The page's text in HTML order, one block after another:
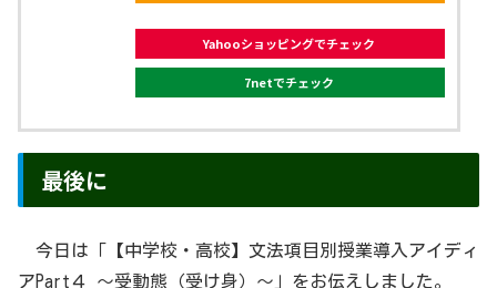
Yahooショッピングでチェック
7netでチェック
最後に
今日は「【中学校・高校】文法項目別授業導入アイディ
アPart４ 〜受動態（受け身）〜」をお伝えしました。